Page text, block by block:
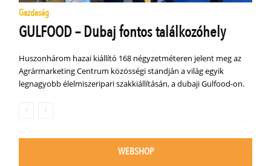
Gazdaság
GULFOOD – Dubaj fontos találkozóhely
Huszonhárom hazai kiállító 168 négyzetméteren jelent meg az
Agrármarketing Centrum közösségi standján a világ egyik
legnagyobb élelmiszeripari szakkiállításán, a dubaji Gulfood-on.
WEBSHOP